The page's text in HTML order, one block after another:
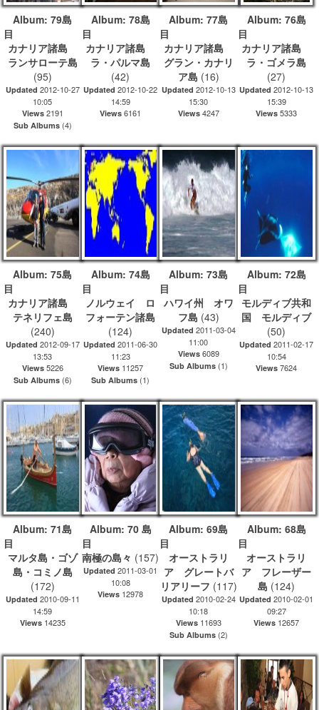
Album: 79島
目
カナリア諸島
ランサローテ島
(95)
Updated 2012-10-27
10:05
Views2191
Sub Albums(4)
Album: 78島
目
カナリア諸島
ラ・パルマ島
(42)
Updated2012-10-22
14:59
Views 6161
Album: 77島
目
カナリア諸島
グラン・カナリ
ア島 (16)
Updated 2012-10-13
15:30
Views4247
Album: 76島
カナリア諸島
ラ・ゴメラ島
(27)
Updated2012-10-13
15:39
Views 5333
Album: 75島
目
カナリア諸島
テネリフェ島
(240)
Updated 2012-09-17
13:53
Views5226
Sub Albums(6)
Album: 74島
目
ノルウェイ ロ
フォーテン諸島
(124)
Updated2011-06-30
11:23
Views 11257
Sub Albums (1)
Album: 73島
目
ハワイ州 オワ
フ島 (43)
Updated 2011-03-04
11:00
Views6089
Sub Albums(1)
Album: 72島
モルディブ共和
国 モルディブ
(50)
Updated2011-02-17
10:54
Views 7624
Album: 71島
目
マルタ島・ゴゾ
島・コミノ島
(172)
Updated 2010-09-11
14:59
Views14235
Album: 70 島
目
南極の島々 (157)
Updated2011-03-01
10:08
Views 12978
Album: 69島
目
オーストラリ
ア グレートバ
リアリーフ (117)
Updated 2010-02-24
10:18
Views11693
Sub Albums(2)
Album: 68島
オーストラリ
ア フレーザー
島 (124)
Updated2010-02-01
09:27
Views 12657